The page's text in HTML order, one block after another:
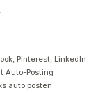
Pinterest, LinkedIn
Auto-Posting
auto posten